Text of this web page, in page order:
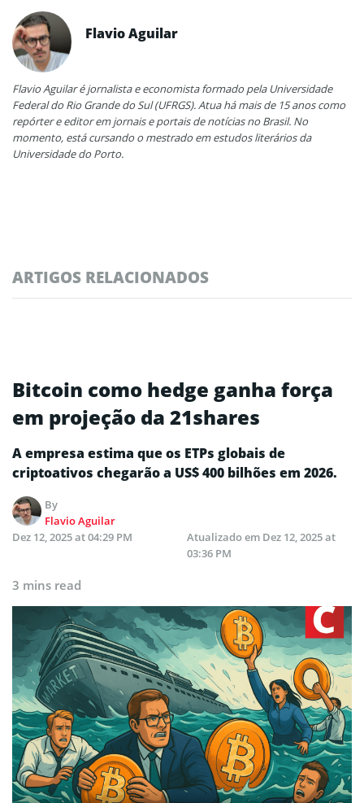
Flavio Aguilar
Flavio Aguilar é jornalista e economista formado pela Universidade
Federal do Rio Grande do Sul (UFRGS). Atua há mais de 15 anos como
repórter e editor em jornais e portais de notícias no Brasil. No
momento, está cursando o mestrado em estudos literários da
Universidade do Porto.
ARTIGOS RELACIONADOS
Bitcoin como hedge ganha força
em projeção da 21shares
A empresa estima que os ETPs globais de
criptoativos chegarão a US$ 400 bilhões em 2026.
By
Flavio Aguilar
Dez 12, 2025 at 04:29 PM
Atualizado em Dez 12, 2025 at
03:36 PM
3 mins read